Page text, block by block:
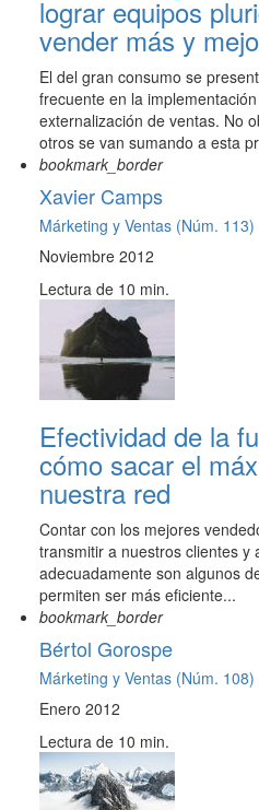
lograr equipos
vender más y
El del gran consumo se
frecuente en la
externalización de ventas. No
otros se van sumando a esta
bookmark_border
Xavier Camps
Márketing y Ventas (Núm. 113)
Noviembre 2012
Lectura de 10 min.
Efectividad de la
cómo sacar el
nuestra red
Contar con los mejores
transmitir a nuestros clientes y
adecuadamente son algunos
permiten ser más eficiente...
bookmark_border
Bértol Gorospe
Márketing y Ventas (Núm. 108)
Enero 2012
Lectura de 10 min.